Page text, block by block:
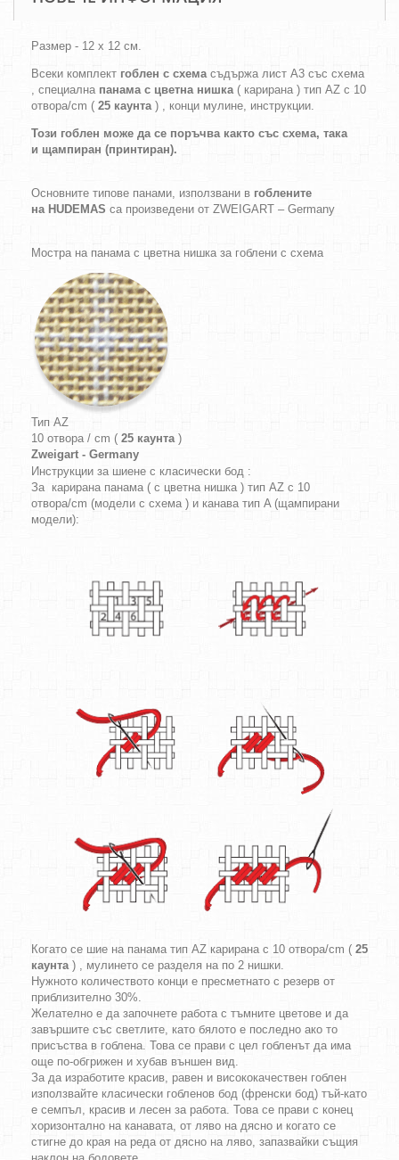
Размер - 12 х 12 см.
Всеки комплект гоблен с схемасъдържа лист А3 със схема
, специална панама с цветна нишка( карирана ) тип AZ с 10
отвора/cm ( 25 каунта) , конци мулине, инструкции.
Този гоблен може да се поръчва както със схема, така
и щампиран (принтиран).
Основните типове панами, използвани в гоблените
на HUDEMAS са произведени от ZWEIGART – Germany
Мостра на панама с цветна нишка за гоблени с схема
Тип AZ
10 отвора / cm ( 25 каунта)
Zweigart - Germany
Инструкции за шиене с класически бод :
За карирана панама ( с цветна нишка ) тип AZ с 10
отвора/cm (модели с схема ) и канава тип A (щампирани
модели):
Когато се шие на панама тип AZ карирана с 10 отвора/cm ( 25
каунта) , мулинето се разделя на по 2 нишки.
Нужното количеството конци е пресметнато с резерв от
приблизително 30%.
Желателно е да започнете работа с тъмните цветове и да
завършите със светлите, като бялото е последно ако то
присъства в гоблена. Това се прави с цел гобленът да има
още по-обгрижен и хубав външен вид.
За да изработите красив, равен и висококачествен гоблен
използвайте класически гобленов бод (френски бод) тъй-като
е семпъл, красив и лесен за работа. Това се прави с конец
хоризонтално на канавата, от ляво на дясно и когато се
стигне до края на реда от дясно на ляво, запазвайки същия